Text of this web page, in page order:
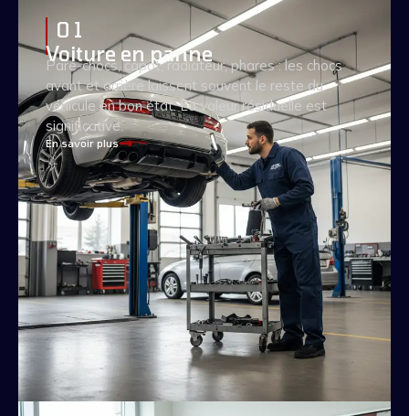
0 1
Voiture en panne
Pare-chocs, capot, radiateur, phares : les chocs
avant et arrière laissent souvent le reste du
véhicule en bon état. La valeur résiduelle est
significative.
En savoir plus